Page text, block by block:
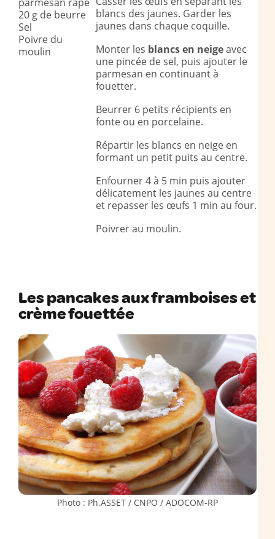
20 g de beurre
Sel
Poivre du
moulin
blancs des jaunes. Garder les
jaunes dans chaque coquille.
Monter les blancsen neigeavec
une pincée de sel, puis ajouter le
parmesan en continuant à
fouetter.
Beurrer 6 petits récipients en
fonte ou en porcelaine.
Répartir les blancs en neige en
formant un petit puits au centre.
Enfourner 4 à 5 min puis ajouter
délicatement les jaunes au centre
et repasser les œufs 1 min au four.
Poivrer au moulin.
Les pancakes aux framboises et
crème fouettée
Photo : Ph.ASSET / CNPO / ADOCOM-RP